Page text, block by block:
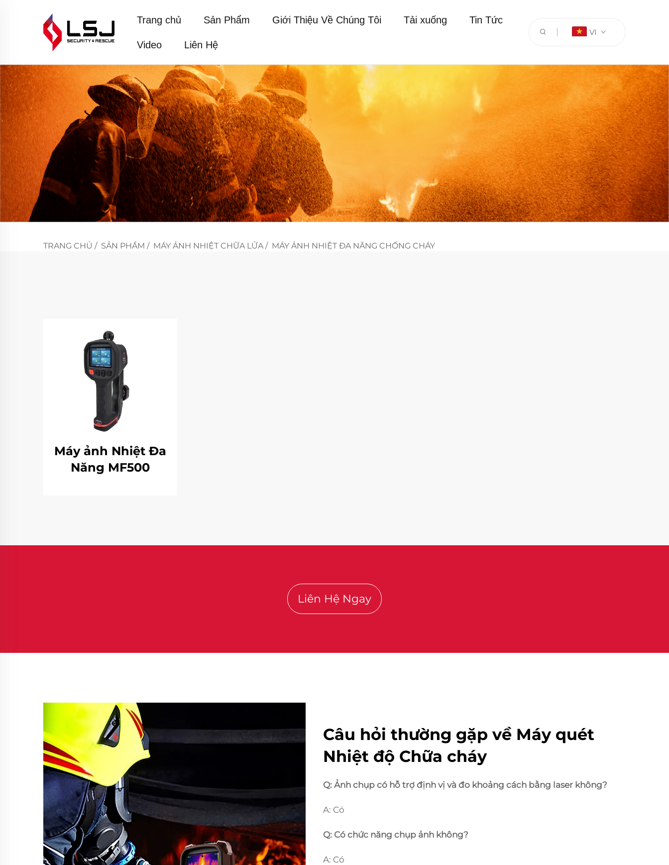
Trang chủ Sản Phẩm Giới Thiệu Về Chúng Tôi Tải xuống Tin Tức
Video Liên Hệ
VI
TRANG CHỦ / SẢN PHẨM / MÁY ẢNH NHIỆT CHỮA LỬA / MÁY ẢNH NHIỆT ĐA NĂNG CHỐNG CHÁY
Máy ảnh Nhiệt Đa
Năng MF500
Liên Hệ Ngay
Câu hỏi thường gặp về Máy quét
Nhiệt độ Chữa cháy
Q: Ảnh chụp có hỗ trợ định vị và đo khoảng cách bằng laser không?
A: Có
Q: Có chức năng chụp ảnh không?
A: Có